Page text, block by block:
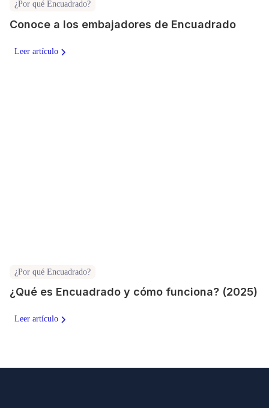
¿Por qué Encuadrado?
Conoce a los embajadores de Encuadrado
Leer artículo
¿Por qué Encuadrado?
¿Qué es Encuadrado y cómo funciona? (2025)
Leer artículo